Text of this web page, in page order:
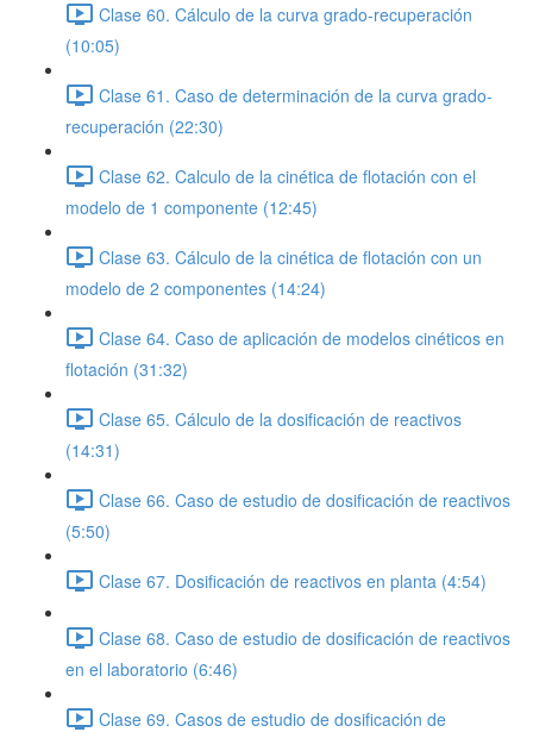
Clase 60. Cálculo de la curva grado-recuperación
(10:05)
Clase 61. Caso de determinación de la curva grado-
recuperación (22:30)
Clase 62. Calculo de la cinética de flotación con el
modelo de 1 componente (12:45)
Clase 63. Cálculo de la cinética de flotación con un
modelo de 2 componentes (14:24)
Clase 64. Caso de aplicación de modelos cinéticos en
flotación (31:32)
Clase 65. Cálculo de la dosificación de reactivos
(14:31)
Clase 66. Caso de estudio de dosificación de reactivos
(5:50)
Clase 67. Dosificación de reactivos en planta (4:54)
Clase 68. Caso de estudio de dosificación de reactivos
en el laboratorio (6:46)
Clase 69. Casos de estudio de dosificación de